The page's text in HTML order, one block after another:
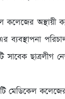
অস্থায়ী
ব্যবস্থাপনা
ছাত্রলীগ
মেডিকেল